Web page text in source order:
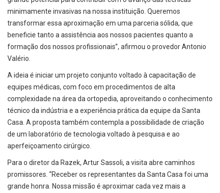
minimamente invasivas na nossa instituição. Queremos
transformar essa aproximação em uma parceria sólida, que
beneficie tanto a assistência aos nossos pacientes quanto a
formação dos nossos profissionais”, afirmou o provedor Antonio
Valério.
A ideia é iniciar um projeto conjunto voltado à capacitação de
equipes médicas, com foco em procedimentos de alta
complexidade na área da ortopedia, aproveitando o conhecimento
técnico da indústria e a experiência prática da equipe da Santa
Casa. A proposta também contempla a possibilidade de criação
de um laboratório de tecnologia voltado à pesquisa e ao
aperfeiçoamento cirúrgico.
Para o diretor da Razek, Artur Sassoli, a visita abre caminhos
promissores. “Receber os representantes da Santa Casa foi uma
grande honra. Nossa missão é aproximar cada vez mais a